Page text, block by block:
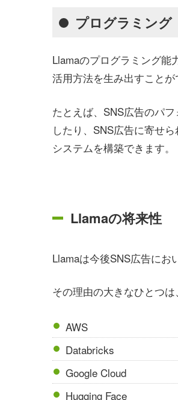
プログラミング
Llamaのプログラミング能
活用方法を生み出すことが
たとえば、SNS広告のパ
したり、SNS広告に寄せ
システムを構築できます。
Llamaの将来性
Llamaは今後SNS広告にお
その理由の大きなひとつ
AWS
Databricks
Google Cloud
Hugging Face